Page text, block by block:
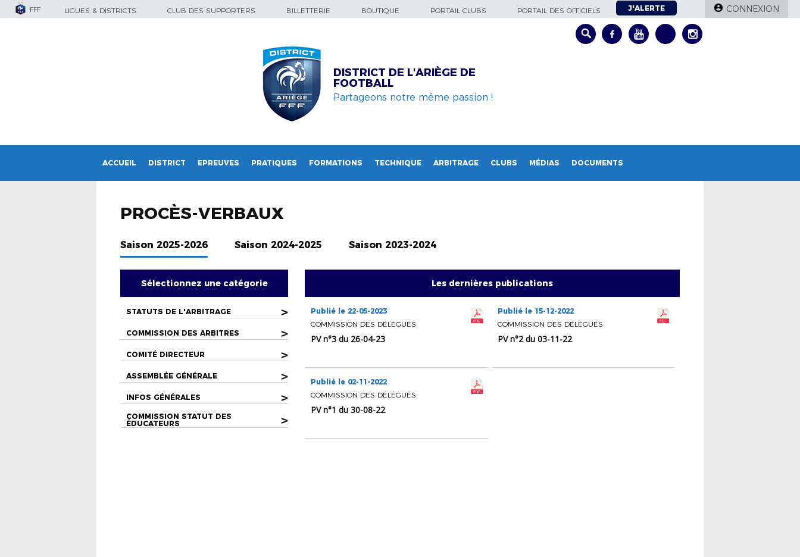
FFF LIGUES & DISTRICTS CLUB DES SUPPORTERS BILLETTERIE BOUTIQUE PORTAIL CLUBS PORTAIL DES OFFICIELS J'ALERTE CONNEXION
DISTRICT DE L'ARIÈGE DE
FOOTBALL
Partageons notre même passion !
ACCUEIL DISTRICT EPREUVES PRATIQUES FORMATIONS TECHNIQUE ARBITRAGE CLUBS MÉDIAS DOCUMENTS
PROCÈS-VERBAUX
Saison 2025-2026 Saison 2024-2025 Saison 2023-2024
Sélectionnez une catégorie
STATUTS DE L'ARBITRAGE >
COMMISSION DES ARBITRES >
COMITÉ DIRECTEUR >
ASSEMBLÉE GÉNÉRALE >
INFOS GÉNÉRALES >
COMMISSION STATUT DES
ÉDUCATEURS
>
Les dernières publications
Publié le 22-05-2023
COMMISSION DES DÉLÉGUÉS
PV n°3 du 26-04-23
Publié le 15-12-2022
COMMISSION DES DÉLÉGUÉS
PV n°2 du 03-11-22
Publié le 02-11-2022
COMMISSION DES DÉLÉGUÉS
PV n°1 du 30-08-22